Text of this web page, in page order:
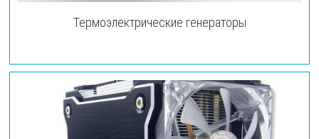
Термоэлектрические генераторы